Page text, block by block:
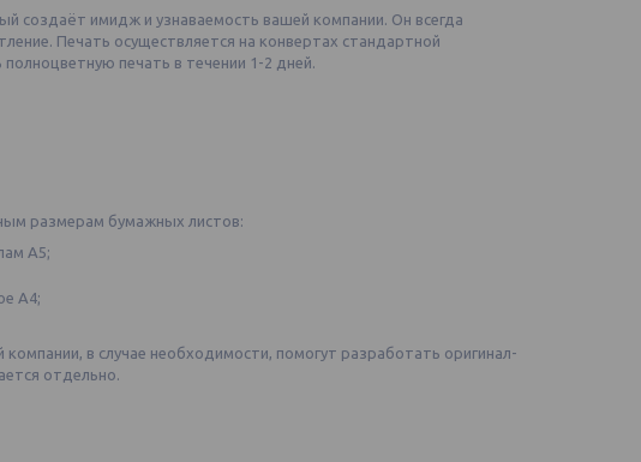
создаёт имидж и узнаваемость вашей компании. Он всегда
Печать осуществляется на конвертах стандартной
печать в течении 1-2 дней.
размерам бумажных листов:
А5;
А4;
в случае необходимости, помогут разработать оригинал-
отдельно.